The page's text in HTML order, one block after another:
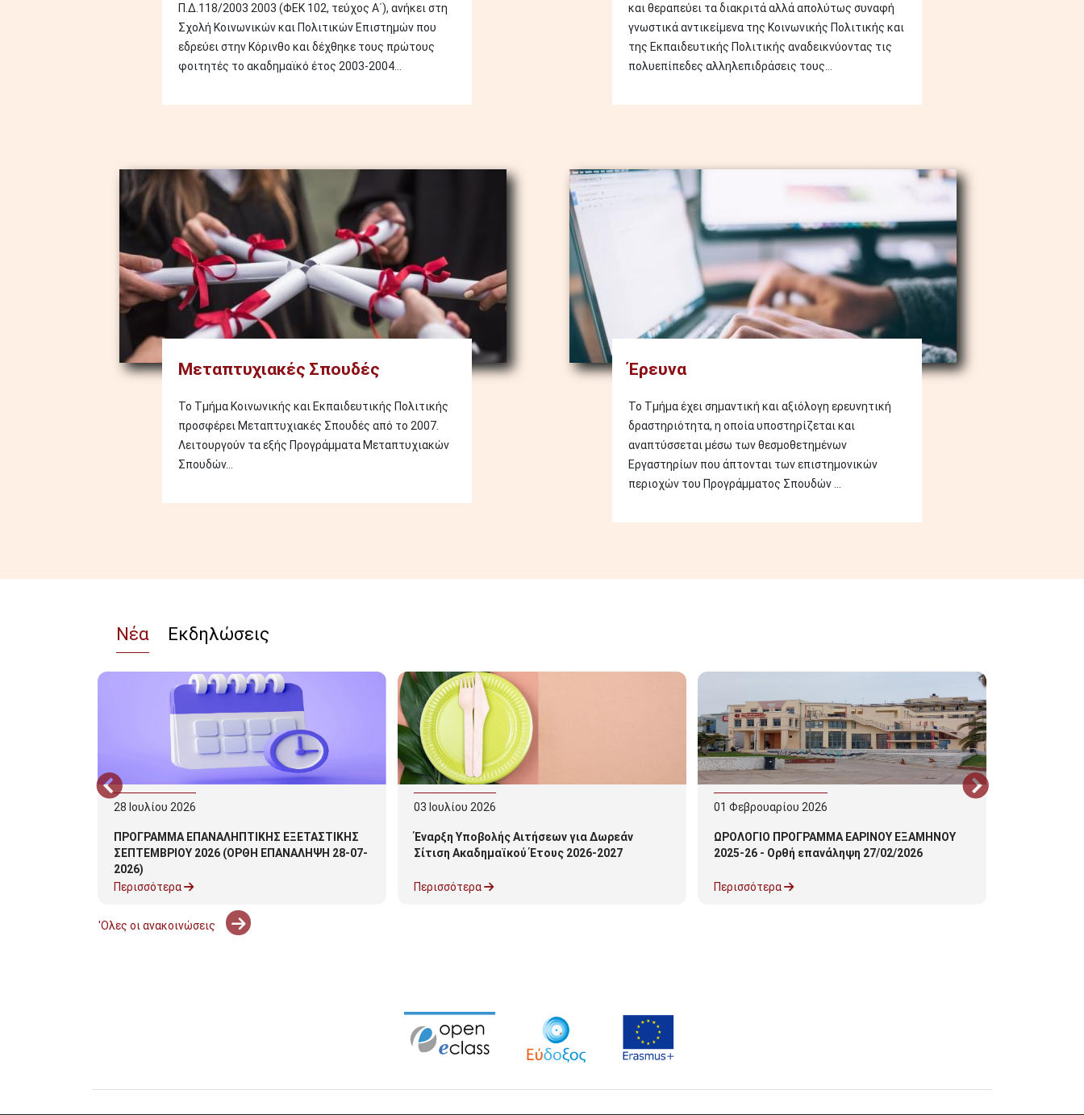
Π.Δ.118/2003 2003 (ΦΕΚ 102, τεύχος Α΄), ανήκει στη
Σχολή Κοινωνικών και Πολιτικών Επιστημών που
εδρεύει στην Κόρινθο και δέχθηκε τους πρώτους
φοιτητές το ακαδημαϊκό έτος 2003-2004...
και θεραπεύει τα διακριτά αλλά απολύτως συναφή
γνωστικά αντικείμενα της Κοινωνικής Πολιτικής και
της Εκπαιδευτικής Πολιτικής αναδεικνύοντας τις
πολυεπίπεδες αλληλεπιδράσεις τους...
Μεταπτυχιακές Σπουδές
Το Τμήμα Κοινωνικής και Εκπαιδευτικής Πολιτικής
προσφέρει Μεταπτυχιακές Σπουδές από το 2007.
Λειτουργούν τα εξής Προγράμματα Μεταπτυχιακών
Σπουδών...
Image
Έρευνα
Το Τμήμα έχει σημαντική και αξιόλογη ερευνητική
δραστηριότητα, η οποία υποστηρίζεται και
αναπτύσσεται μέσω των θεσμοθετημένων
Εργαστηρίων που άπτονται των επιστημονικών
περιοχών του Προγράμματος Σπουδών ...
Νέα Εκδηλώσεις
28 Ιουλίου 2026
ΠΡΟΓΡΑΜΜΑ ΕΠΑΝΑΛΗΠΤΙΚΗΣ ΕΞΕΤΑΣΤΙΚΗΣ
ΣΕΠΤΕΜΒΡΙΟΥ 2026 (ΟΡΘΗ ΕΠΑΝΑΛΗΨΗ 28-07-
2026)
Περισσότερα
03 Ιουλίου 2026
Έναρξη Υποβολής Αιτήσεων για Δωρεάν
Σίτιση Ακαδημαϊκού Έτους 2026-2027
Περισσότερα
01 Φεβρουαρίου 2026
ΩΡΟΛΟΓΙΟ ΠΡΟΓΡΑΜΜΑ ΕΑΡΙΝΟΥ ΕΞΑΜΗΝΟΥ
2025-26 - Ορθή επανάληψη 27/02/2026
Περισσότερα
'Ολες οι ανακοινώσεις